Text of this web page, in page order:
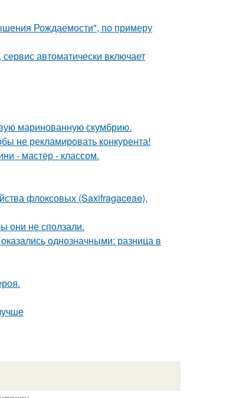
Рождаемости", по примеру
автоматически включает
маринованную скумбрию.
не рекламировать конкурента!
- мастер - классом.
флоксовых (Saxifragaceae),
они не сползали.
однозначными: разница в